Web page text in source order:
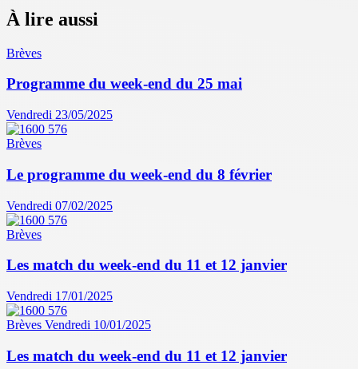
À lire aussi
Brèves
Programme du week-end du 25 mai
Vendredi 23/05/2025
Brèves
Le programme du week-end du 8 février
Vendredi 07/02/2025
Brèves
Les match du week-end du 11 et 12 janvier
Vendredi 17/01/2025
Brèves Vendredi 10/01/2025
Les match du week-end du 11 et 12 janvier